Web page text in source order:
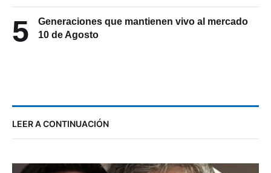
5
Generaciones que mantienen vivo al mercado
10 de Agosto
LEER A CONTINUACIÓN